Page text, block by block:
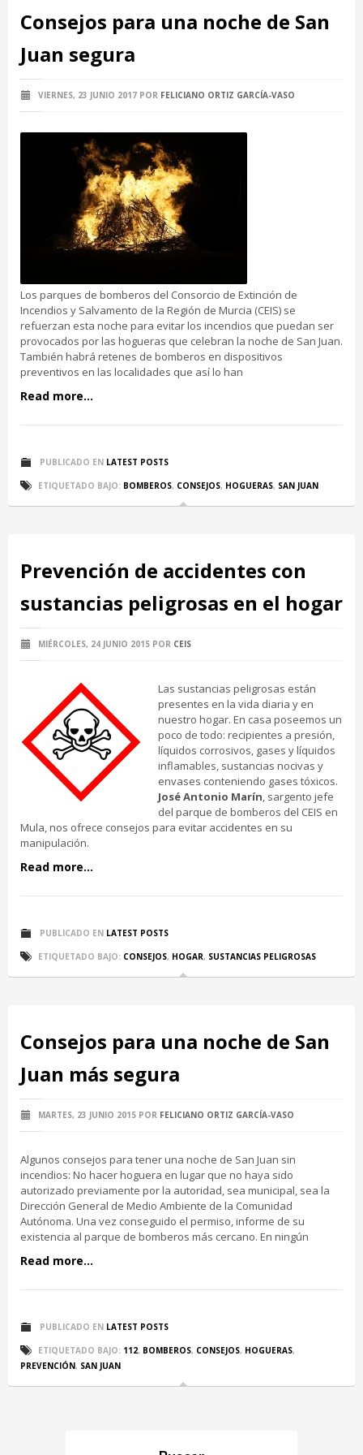
Consejos para una noche de San
Juan segura
VIERNES, 23 JUNIO 2017 POR FELICIANO ORTIZ GARCÍA-VASO
Los parques de bomberos del Consorcio de Extinción de
Incendios y Salvamento de la Región de Murcia (CEIS) se
refuerzan esta noche para evitar los incendios que puedan ser
provocados por las hogueras que celebran la noche de San Juan.
También habrá retenes de bomberos en dispositivos
preventivos en las localidades que así lo han
Read more...
PUBLICADO EN LATEST POSTS
ETIQUETADO BAJO: BOMBEROS, CONSEJOS, HOGUERAS, SAN JUAN
Prevención de accidentes con
sustancias peligrosas en el hogar
MIÉRCOLES, 24 JUNIO 2015 POR CEIS
Las sustancias peligrosas están
presentes en la vida diaria y en
nuestro hogar. En casa poseemos un
poco de todo: recipientes a presión,
líquidos corrosivos, gases y líquidos
inflamables, sustancias nocivas y
envases conteniendo gases tóxicos.
José Antonio Marín, sargento jefe
del parque de bomberos del CEIS en
Mula, nos ofrece consejos para evitar accidentes en su
manipulación.
Read more...
PUBLICADO EN LATEST POSTS
ETIQUETADO BAJO: CONSEJOS, HOGAR, SUSTANCIAS PELIGROSAS
Consejos para una noche de San
Juan más segura
MARTES, 23 JUNIO 2015 POR FELICIANO ORTIZ GARCÍA-VASO
Algunos consejos para tener una noche de San Juan sin
incendios: No hacer hoguera en lugar que no haya sido
autorizado previamente por la autoridad, sea municipal, sea la
Dirección General de Medio Ambiente de la Comunidad
Autónoma. Una vez conseguido el permiso, informe de su
existencia al parque de bomberos más cercano. En ningún
Read more...
PUBLICADO EN LATEST POSTS
ETIQUETADO BAJO: 112, BOMBEROS, CONSEJOS, HOGUERAS,
PREVENCIÓN, SAN JUAN